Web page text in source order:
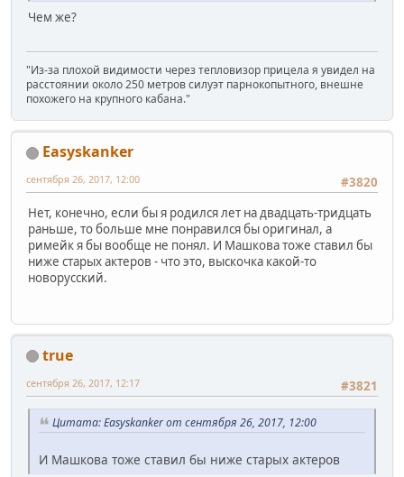
Чем же?
"Из-за плохой видимости через тепловизор прицела я увидел на
расстоянии около 250 метров силуэт парнокопытного, внешне
похожего на крупного кабана."
Easyskanker
#3820
сентября 26, 2017, 12:00
Нет, конечно, если бы я родился лет на двадцать-тридцать
раньше, то больше мне понравился бы оригинал, а
римейк я бы вообще не понял. И Машкова тоже ставил бы
ниже старых актеров - что это, выскочка какой-то
новорусский.
true
#3821
сентября 26, 2017, 12:17
Цитата: Easyskanker от сентября 26, 2017, 12:00
И Машкова тоже ставил бы ниже старых актеров